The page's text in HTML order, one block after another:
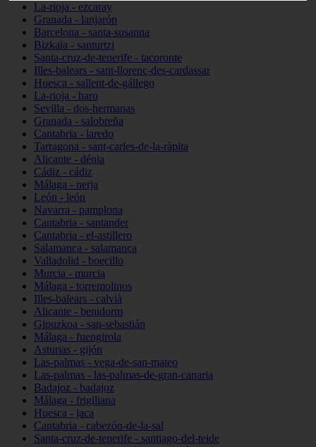
La-rioja - ezcaray
Granada - lanjarón
Barcelona - santa-susanna
Bizkaia - santurtzi
Santa-cruz-de-tenerife - tacoronte
Illes-balears - sant-llorenç-des-cardassar
Huesca - sallent-de-gállego
La-rioja - haro
Sevilla - dos-hermanas
Granada - salobreña
Cantabria - laredo
Tarragona - sant-carles-de-la-ràpita
Alicante - dénia
Cádiz - cádiz
Málaga - nerja
León - león
Navarra - pamplona
Cantabria - santander
Cantabria - el-astillero
Salamanca - salamanca
Valladolid - boecillo
Murcia - murcia
Málaga - torremolinos
Illes-balears - calvià
Alicante - benidorm
Gipuzkoa - san-sebastián
Málaga - fuengirola
Asturias - gijón
Las-palmas - vega-de-san-mateo
Las-palmas - las-palmas-de-gran-canaria
Badajoz - badajoz
Málaga - frigiliana
Huesca - jaca
Cantabria - cabezón-de-la-sal
Santa-cruz-de-tenerife - santiago-del-teide